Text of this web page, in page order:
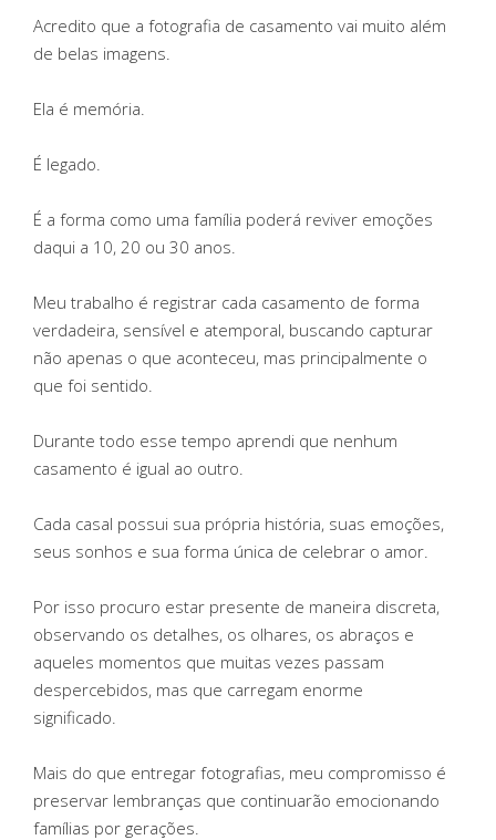
Acredito que a fotografia de casamento vai muito além
de belas imagens.
Ela é memória.
É legado.
É a forma como uma família poderá reviver emoções
daqui a 10, 20 ou 30 anos.
Meu trabalho é registrar cada casamento de forma
verdadeira, sensível e atemporal, buscando capturar
não apenas o que aconteceu, mas principalmente o
que foi sentido.
Durante todo esse tempo aprendi que nenhum
casamento é igual ao outro.
Cada casal possui sua própria história, suas emoções,
seus sonhos e sua forma única de celebrar o amor.
Por isso procuro estar presente de maneira discreta,
observando os detalhes, os olhares, os abraços e
aqueles momentos que muitas vezes passam
despercebidos, mas que carregam enorme
significado.
Mais do que entregar fotografias, meu compromisso é
preservar lembranças que continuarão emocionando
famílias por gerações.